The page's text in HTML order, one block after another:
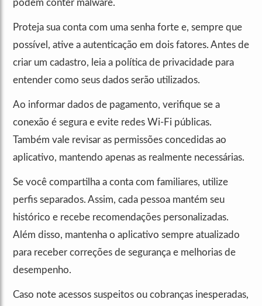
podem conter malware.
Proteja sua conta com uma senha forte e, sempre que
possível, ative a autenticação em dois fatores. Antes de
criar um cadastro, leia a política de privacidade para
entender como seus dados serão utilizados.
Ao informar dados de pagamento, verifique se a
conexão é segura e evite redes Wi-Fi públicas.
Também vale revisar as permissões concedidas ao
aplicativo, mantendo apenas as realmente necessárias.
Se você compartilha a conta com familiares, utilize
perfis separados. Assim, cada pessoa mantém seu
histórico e recebe recomendações personalizadas.
Além disso, mantenha o aplicativo sempre atualizado
para receber correções de segurança e melhorias de
desempenho.
Caso note acessos suspeitos ou cobranças inesperadas,